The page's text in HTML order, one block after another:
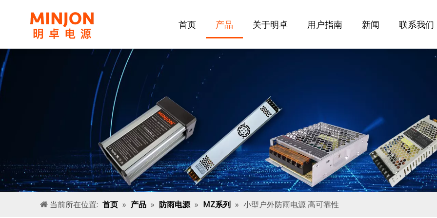
首页 产品 关于明卓 用户指南 新闻 联系我们
当前所在位置: 首页 » 产品 » 防雨电源 » MZ系列 » 小型户外防雨电源 高可靠性